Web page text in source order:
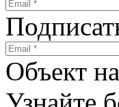
Объект